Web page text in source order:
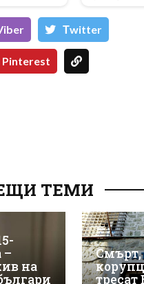
Тwitter
Pinterest
ТЕМИ
–
на
Смърт,
тресат